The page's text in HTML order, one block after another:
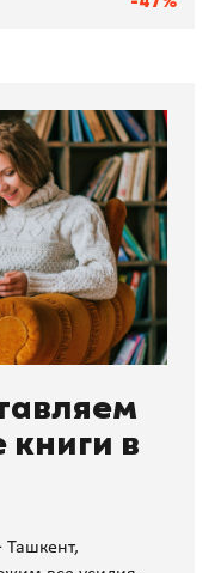
в